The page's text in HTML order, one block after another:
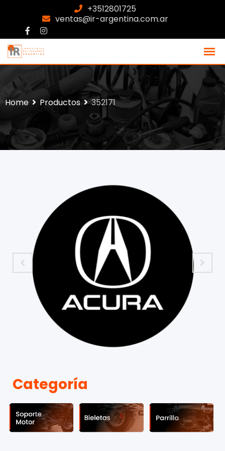
+3512801725
ventas@ir-argentina.com.ar
Home Productos 352171
Categoría